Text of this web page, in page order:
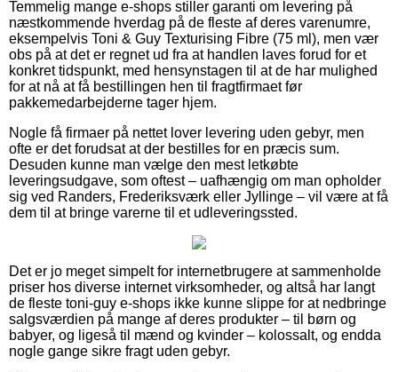
Temmelig mange e-shops stiller garanti om levering på
næstkommende hverdag på de fleste af deres varenumre,
eksempelvis Toni & Guy Texturising Fibre (75 ml), men vær
obs på at det er regnet ud fra at handlen laves forud for et
konkret tidspunkt, med hensynstagen til at de har mulighed
for at nå at få bestillingen hen til fragtfirmaet før
pakkemedarbejderne tager hjem.
Nogle få firmaer på nettet lover levering uden gebyr, men
ofte er det forudsat at der bestilles for en præcis sum.
Desuden kunne man vælge den mest letkøbte
leveringsudgave, som oftest – uafhængig om man opholder
sig ved Randers, Frederiksværk eller Jyllinge – vil være at få
dem til at bringe varerne til et udleveringssted.
Det er jo meget simpelt for internetbrugere at sammenholde
priser hos diverse internet virksomheder, og altså har langt
de fleste toni-guy e-shops ikke kunne slippe for at nedbringe
salgsværdien på mange af deres produkter – til børn og
babyer, og ligeså til mænd og kvinder – kolossalt, og endda
nogle gange sikre fragt uden gebyr.